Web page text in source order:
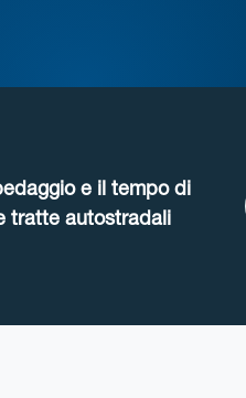
e il tempo di
tratte autostradali